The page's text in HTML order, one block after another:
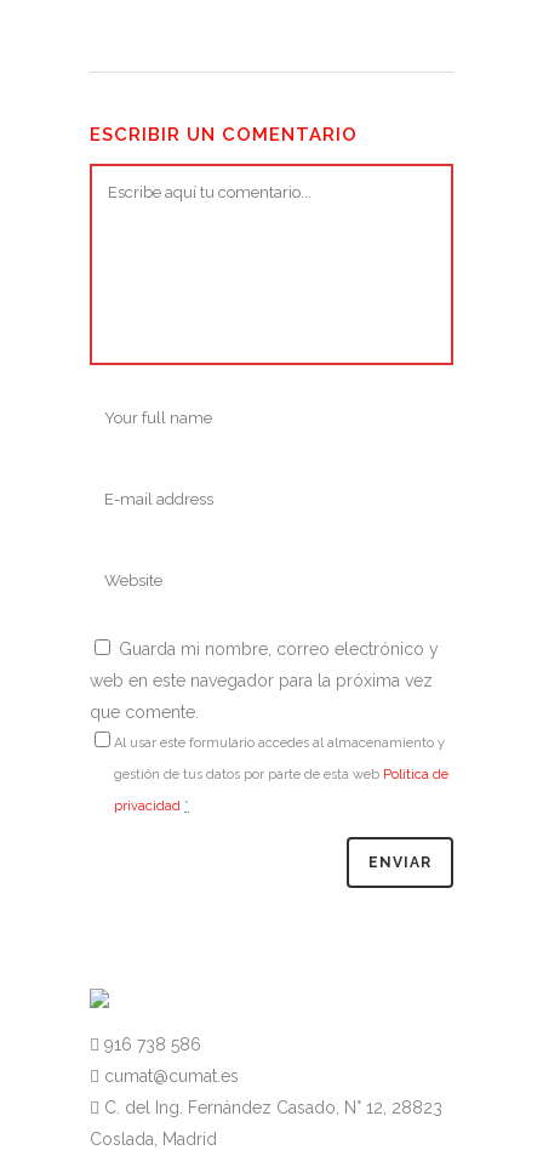
ESCRIBIR UN COMENTARIO
Guarda mi nombre, correo electrónico y
web en este navegador para la próxima vez
que comente.
Al usar este formulario accedes al almacenamiento y
gestión de tus datos por parte de esta web Política de
privacidad *
916 738 586
cumat@cumat.es
C. del Ing. Fernández Casado, N° 12, 28823
Coslada, Madrid